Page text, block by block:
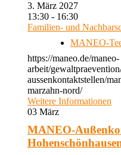
3. März 2027
13:30 - 16:30
Familien- und
MANEO-
https://maneo.de/maneo-
arbeit/
aussenkontaktstellen/
marzahn-nord/
Weitere Informationen
03 März
MANEO-